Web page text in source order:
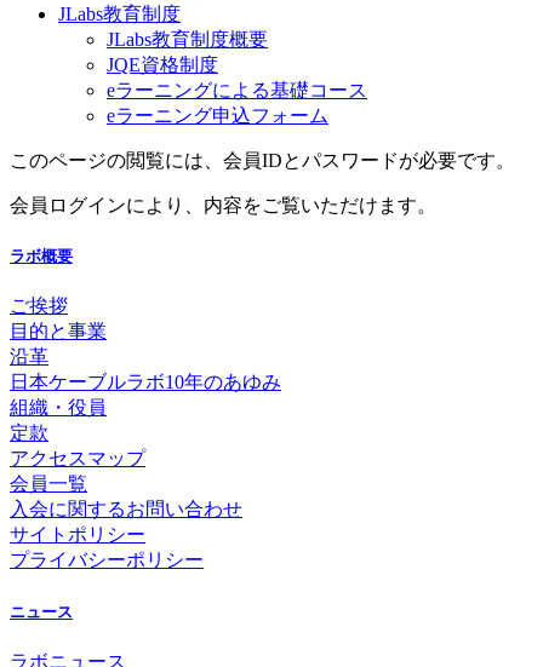
JLabs教育制度
JLabs教育制度概要
JQE資格制度
eラーニングによる基礎コース
eラーニング申込フォーム
このページの閲覧には、会員IDとパスワードが必要です。
会員ログインにより、内容をご覧いただけます。
ラボ概要
ご挨拶
目的と事業
沿革
日本ケーブルラボ10年のあゆみ
組織・役員
定款
アクセスマップ
会員一覧
入会に関するお問い合わせ
サイトポリシー
プライバシーポリシー
ニュース
ラボニュース